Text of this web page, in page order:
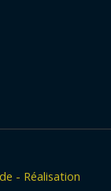
- Réalisation